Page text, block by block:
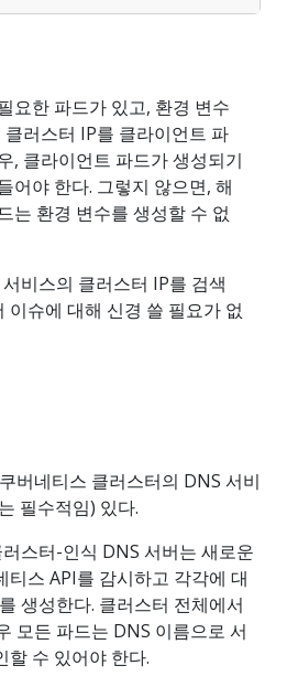
요한 파드가 있고, 환경 변수
러스터 IP를 클라이언트 파
, 클라이언트 파드가 생성되기
어야 한다. 그렇지 않으면, 해
는 환경 변수를 생성할 수 없
비스의 클러스터 IP를 검색
이슈에 대해 신경 쓸 필요가 없
버네티스 클러스터의 DNS 서비
필수적임) 있다.
스터-인식 DNS 서버는 새로운
티스 API를 감시하고 각각에 대
생성한다. 클러스터 전체에서
모든 파드는 DNS 이름으로 서
할 수 있어야 한다.